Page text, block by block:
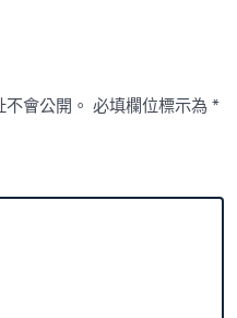
會公開。 必填欄位標示為*